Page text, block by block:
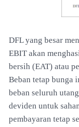
DFL yang besar
EBIT akan
bersih (EAT) atau
Beban tetap bunga
beban seluruh
deviden untuk
pembayaran tetap